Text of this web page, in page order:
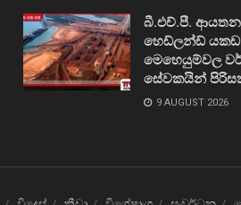
බී.එච්.පී.
හෙඩ්ලන්ඩ් යකඩ
මෙහෙයුම්වල
සේවකයින්
9 AUGUST 2026